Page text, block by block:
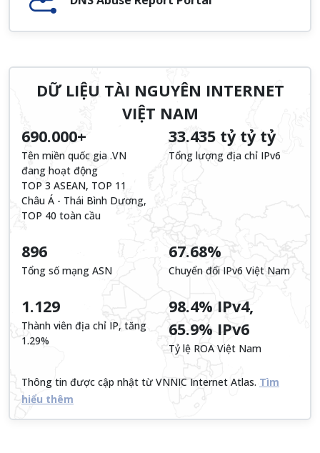
DỮ LIỆU TÀI NGUYÊN INTERNET
VIỆT NAM
690.000+
Tên miền quốc gia .VN
đang hoạt động
TOP 3 ASEAN, TOP 11
Châu Á - Thái Bình Dương,
TOP 40 toàn cầu
33.435 tỷ tỷ tỷ
Tổng lượng địa chỉ IPv6
896
Tổng số mạng ASN
67.68%
Chuyển đổi IPv6 Việt Nam
1.129
Thành viên địa chỉ IP, tăng
1.29%
98.4% IPv4,
65.9% IPv6
Tỷ lệ ROA Việt Nam
Thông tin được cập nhật từ VNNIC Internet Atlas. Tìm
hiểu thêm